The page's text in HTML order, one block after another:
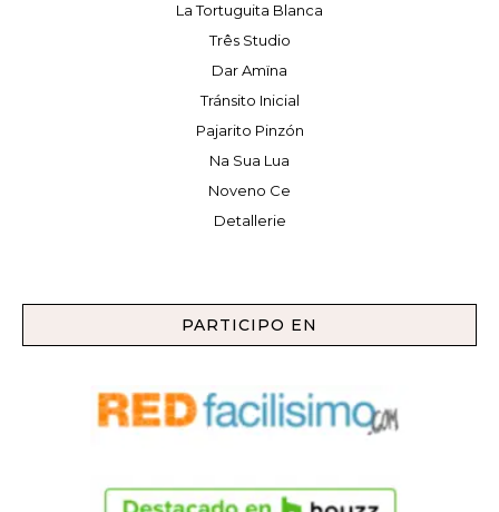
La Tortuguita Blanca
Três Studio
Dar Amïna
Tránsito Inicial
Pajarito Pinzón
Na Sua Lua
Noveno Ce
Detallerie
PARTICIPO EN